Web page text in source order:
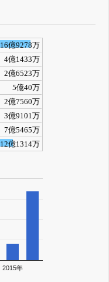
16億9278万
4億1433万
2億6523万
5億40万
2億7560万
3億9101万
7億5465万
12億1314万
2015年